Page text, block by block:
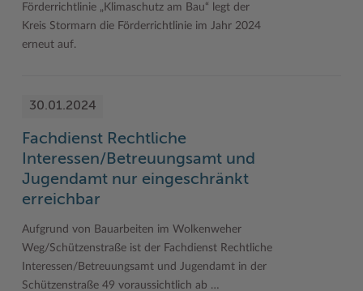
Förderrichtlinie „Klimaschutz am Bau“ legt der
Kreis Stormarn die Förderrichtlinie im Jahr 2024
erneut auf.
30.01.2024
Fachdienst Rechtliche
Interessen/Betreuungsamt und
Jugendamt nur eingeschränkt
erreichbar
Aufgrund von Bauarbeiten im Wolkenweher
Weg/Schützenstraße ist der Fachdienst Rechtliche
Interessen/Betreuungsamt und Jugendamt in der
Schützenstraße 49 voraussichtlich ab …